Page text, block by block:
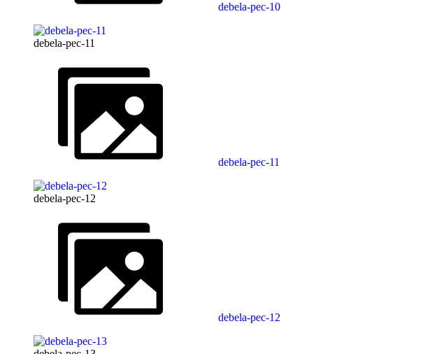
debela-pec-10
debela-pec-11
debela-pec-11
debela-pec-12
debela-pec-12